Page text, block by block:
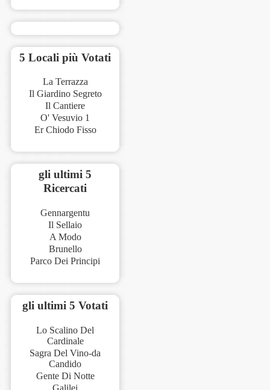
5 Locali più Votati
La Terrazza
Il Giardino Segreto
Il Cantiere
O' Vesuvio 1
Er Chiodo Fisso
gli ultimi 5
Ricercati
Gennargentu
Il Sellaio
A Modo
Brunello
Parco Dei Principi
gli ultimi 5 Votati
Lo Scalino Del
Cardinale
Sagra Del Vino-da
Candido
Gente Di Notte
Galilei